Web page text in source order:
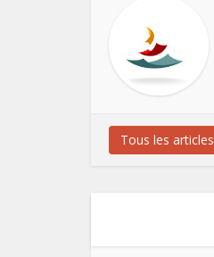
Tous les articles